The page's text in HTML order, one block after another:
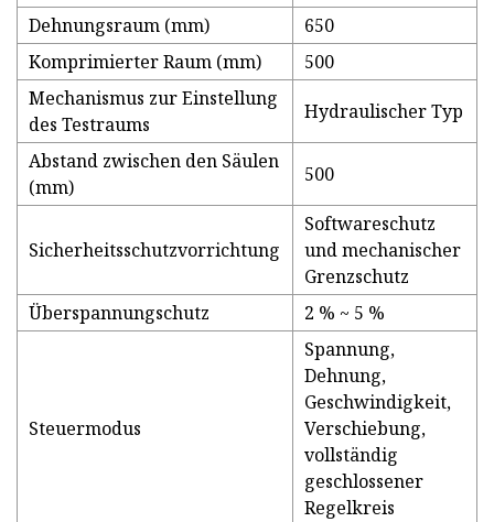
Dehnungsraum (mm)
650
Komprimierter Raum (mm)
500
Mechanismus zur Einstellung
des Testraums
Hydraulischer Typ
Abstand zwischen den Säulen
(mm)
500
Sicherheitsschutzvorrichtung
Softwareschutz
und mechanischer
Grenzschutz
Überspannungschutz
2 % ~ 5 %
Steuermodus
Spannung,
Dehnung,
Geschwindigkeit,
Verschiebung,
vollständig
geschlossener
Regelkreis